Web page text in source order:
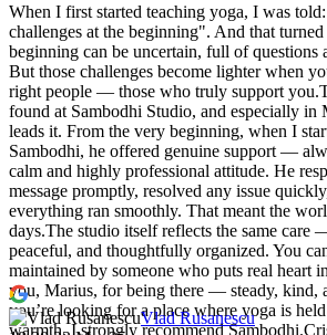
When I first started teaching yoga, I was
challenges at the beginning". And that
beginning can be uncertain, full of questions
But those challenges become lighter when
right people — those who truly support
found at Sambodhi Studio, and especially in
leads it. From the very beginning, when I
Sambodhi, he offered genuine support —
calm and highly professional attitude. He
message promptly, resolved any issue
everything ran smoothly. That meant the
days.The studio itself reflects the same care
peaceful, and thoughtfully organized. You
maintained by someone who puts real heart
you, Marius, for being there — steady, kind,
you’re looking for a place where yoga is
warmth, I strongly recommend
Vlad Rusanescu